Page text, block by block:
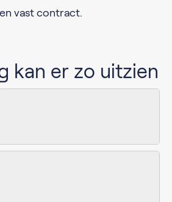
vast contract.
kan er zo uitzien